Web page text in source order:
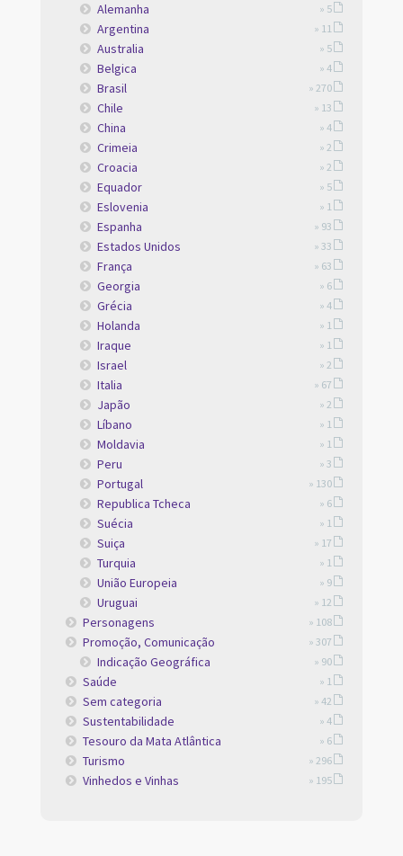
Alemanha » 5
Argentina » 11
Australia » 5
Belgica » 4
Brasil » 270
Chile » 13
China » 4
Crimeia » 2
Croacia » 2
Equador » 5
Eslovenia » 1
Espanha » 93
Estados Unidos » 33
França » 63
Georgia » 6
Grécia » 4
Holanda » 1
Iraque » 1
Israel » 2
Italia » 67
Japão » 2
Líbano » 1
Moldavia » 1
Peru » 3
Portugal » 130
Republica Tcheca » 6
Suécia » 1
Suiça » 17
Turquia » 1
União Europeia » 9
Uruguai » 12
Personagens » 108
Promoção, Comunicação » 307
Indicação Geográfica » 90
Saúde » 1
Sem categoria » 42
Sustentabilidade » 4
Tesouro da Mata Atlântica » 6
Turismo » 296
Vinhedos e Vinhas » 195